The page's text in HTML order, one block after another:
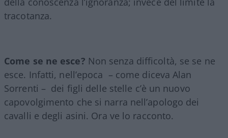
tracotanza.
Come se ne esce? Non senza difficoltà, se se ne
esce. Infatti, nell’epoca – come diceva Alan
Sorrenti – dei figli delle stelle c’è un nuovo
capovolgimento che si narra nell’apologo dei
cavalli e degli asini. Ora ve lo racconto.